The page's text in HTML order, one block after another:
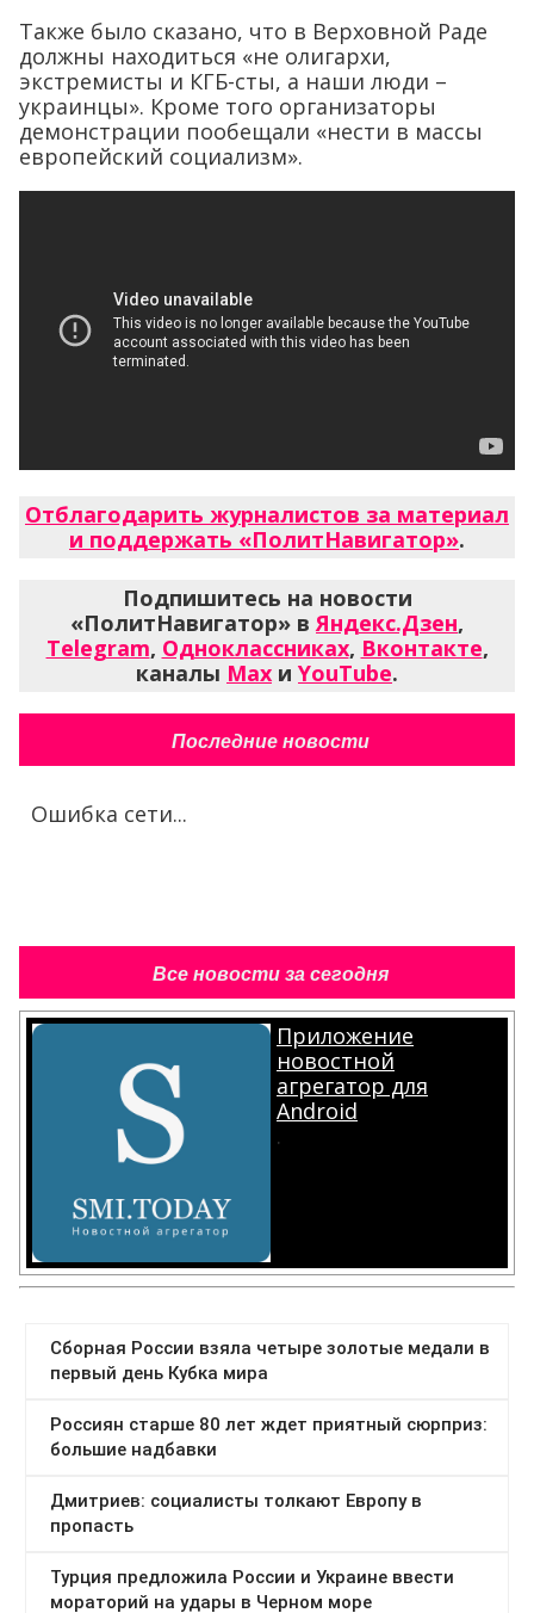
Также было сказано, что в Верховной Раде
должны находиться «не олигархи,
экстремисты и КГБ-сты, а наши люди –
украинцы». Кроме того организаторы
демонстрации пообещали «нести в массы
европейский социализм».
Отблагодарить журналистов за материал
и поддержать «ПолитНавигатор».
Подпишитесь на новости
«ПолитНавигатор» вЯндекс.Дзен,
Telegram, Одноклассниках, Вконтакте,
каналы Max и YouTube.
Последние новости
Ошибка сети...
Все новости за сегодня
Приложение
новостной
агрегатор для
Android
.